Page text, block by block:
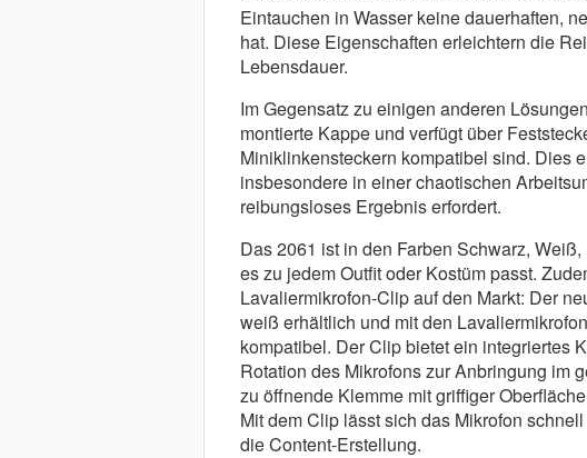
Eintauchen in Wasser keine dauerhaften,
hat. Diese Eigenschaften erleichtern die
Lebensdauer.
Im Gegensatz zu einigen anderen
montierte Kappe und verfügt über
Miniklinkensteckern kompatibel sind. Dies
insbesondere in einer chaotischen
reibungsloses Ergebnis erfordert.
Das 2061 ist in den Farben Schwarz,
es zu jedem Outfit oder Kostüm passt.
Lavaliermikrofon-Clip auf den Markt: Der
weiß erhältlich und mit den
kompatibel. Der Clip bietet ein integriertes
Rotation des Mikrofons zur Anbringung im
zu öffnende Klemme mit griffiger
Mit dem Clip lässt sich das Mikrofon
die Content-Erstellung.